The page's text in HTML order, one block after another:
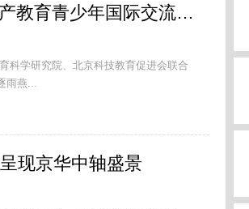
“逐雨燕远航 促文明互鉴”世界遗产教育青少年国际交流项目启动
科学研究院、北京科技教育促进会联合
雨燕...
现京华中轴盛景